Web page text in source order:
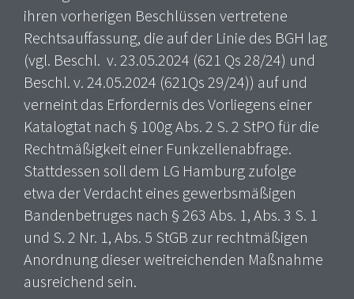
ihren vorherigen Beschlüssen vertretene
Rechtsauffassung, die auf der Linie des BGH lag
(vgl. Beschl. v. 23.05.2024 (621 Qs 28/24) und
Beschl. v. 24.05.2024 (621Qs 29/24)) auf und
verneint das Erfordernis des Vorliegens einer
Katalogtat nach § 100g Abs. 2 S. 2 StPO für die
Rechtmäßigkeit einer Funkzellenabfrage.
Stattdessen soll dem LG Hamburg zufolge
etwa der Verdacht eines gewerbsmäßigen
Bandenbetruges nach § 263 Abs. 1, Abs. 3 S. 1
und S. 2 Nr. 1, Abs. 5 StGB zur rechtmäßigen
Anordnung dieser weitreichenden Maßnahme
ausreichend sein.